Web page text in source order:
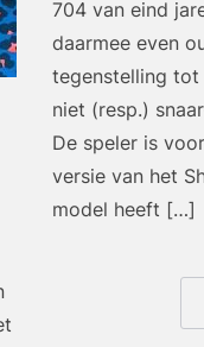
704 van eind
daarmee even
tegenstelling tot
niet (resp.)
De speler is
versie van het
model heeft […]